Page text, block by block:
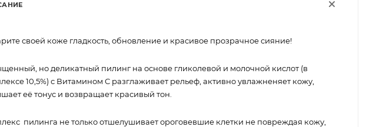
своей коже гладкость, обновление и красивое прозрачное сияние!
но деликатный пилинг на основе гликолевой и молочной кислот (в
10,5%) с Витамином С разглаживает рельеф, активно увлажненяет кожу,
её тонус и возвращает красивый тон.
пилинга не только отшелушивает ороговевшие клетки не повреждая кожу,